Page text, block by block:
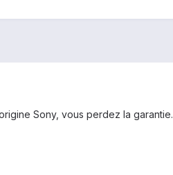
Sony, vous perdez la